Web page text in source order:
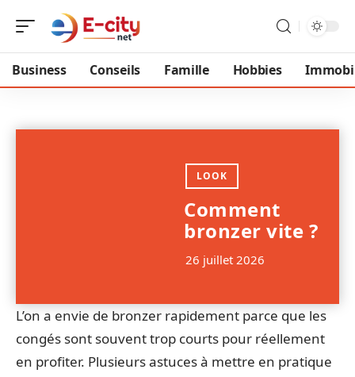
Business Conseils Famille Hobbies
LOOK
Comment
bronzer vite ?
26 juillet 2026
L’on a envie de bronzer rapidement parce que les
congés sont souvent trop courts pour réellement
en profiter. Plusieurs astuces à mettre en pratique